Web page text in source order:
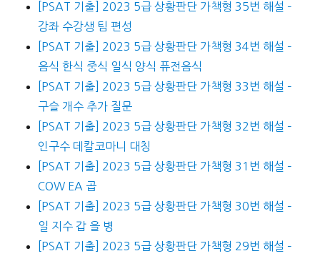
[PSAT 기출] 2023 5급 상황판단 가책형 35번 해설 –
강좌 수강생 팀 편성
[PSAT 기출] 2023 5급 상황판단 가책형 34번 해설 –
음식 한식 중식 일식 양식 퓨전음식
[PSAT 기출] 2023 5급 상황판단 가책형 33번 해설 –
구슬 개수 추가 질문
[PSAT 기출] 2023 5급 상황판단 가책형 32번 해설 –
인구수 데칼코마니 대칭
[PSAT 기출] 2023 5급 상황판단 가책형 31번 해설 –
COW EA 곱
[PSAT 기출] 2023 5급 상황판단 가책형 30번 해설 –
일 지수 갑 을 병
[PSAT 기출] 2023 5급 상황판단 가책형 29번 해설 –